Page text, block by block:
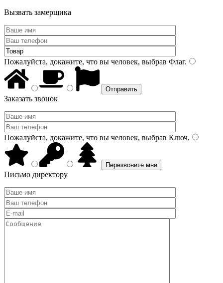
Вызвать замерщика
Пожалуйста, докажите, что вы человек, выбрав Флаг.
Заказать звонок
Пожалуйста, докажите, что вы человек, выбрав Ключ.
Письмо директору